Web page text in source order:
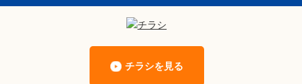
チラシを見る